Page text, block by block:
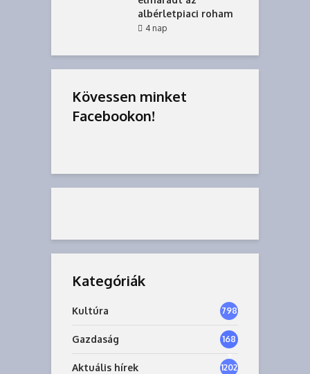
albérletpiaci roham
4 nap
Kövessen minket
Facebookon!
Kategóriák
Kultúra 798
Gazdaság
168
7
Aktuális hírek 1202